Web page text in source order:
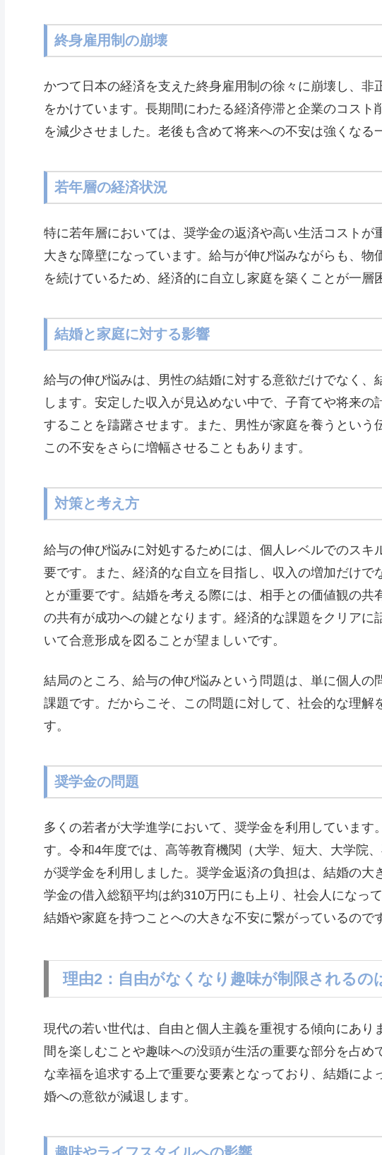
終身雇用制の崩壊
かつて日本の経済を支えた終身雇用制の徐々に崩壊し、
をかけています。長期間にわたる経済停滞と企業のコス
を減少させました。老後も含めて将来への不安は強くなる
若年層の経済状況
特に若年層においては、奨学金の返済や高い生活コストが
大きな障壁になっています。給与が伸び悩みながらも、
を続けているため、経済的に自立し家庭を築くことが一層
結婚と家庭に対する影響
給与の伸び悩みは、男性の結婚に対する意欲だけでなく、
します。安定した収入が見込めない中で、子育てや将来
することを躊躇させます。また、男性が家庭を養うという
この不安をさらに増幅させることもあります。
対策と考え方
給与の伸び悩みに対処するためには、個人レベルでのスキ
要です。また、経済的な自立を目指し、収入の増加だけで
とが重要です。結婚を考える際には、相手との価値観の
の共有が成功への鍵となります。経済的な課題をクリアに
いて合意形成を図ることが望ましいです。
結局のところ、給与の伸び悩みという問題は、単に個人の
課題です。だからこそ、この問題に対して、社会的な理解
す。
奨学金の問題
多くの若者が大学進学において、奨学金を利用しています
す。令和4年度では、高等教育機関（大学、短大、大学院
が奨学金を利用しました。奨学金返済の負担は、結婚の
学金の借入総額平均は約310万円にも上り、社会人になっ
結婚や家庭を持つことへの大きな不安に繋がっているので
理由2：自由がなくなり趣味が制限されるの
現代の若い世代は、自由と個人主義を重視する傾向にあり
間を楽しむことや趣味への没頭が生活の重要な部分を占
な幸福を追求する上で重要な要素となっており、結婚に
婚への意欲が減退します。